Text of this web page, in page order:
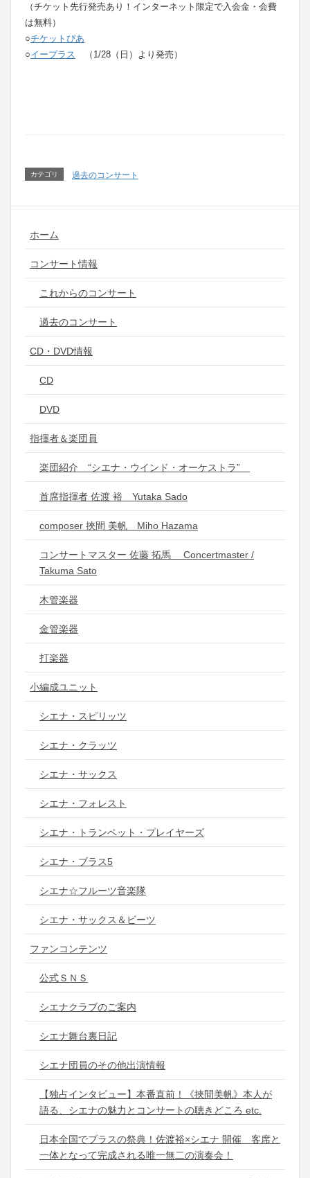
（チケット先行発売あり！インターネット限定で入会金・会費
は無料）
○チケットぴあ
○イープラス （1/28（日）より発売）
カテゴリ 過去のコンサート
ホーム
コンサート情報
これからのコンサート
過去のコンサート
CD・DVD情報
CD
DVD
指揮者＆楽団員
楽団紹介 “シエナ・ウインド・オーケストラ”
首席指揮者 佐渡 裕 Yutaka Sado
composer 挾間 美帆 Miho Hazama
コンサートマスター 佐藤 拓馬 Concertmaster /
Takuma Sato
木管楽器
金管楽器
打楽器
小編成ユニット
シエナ・スピリッツ
シエナ・クラッツ
シエナ・サックス
シエナ・フォレスト
シエナ・トランペット・プレイヤーズ
シエナ・ブラス5
シエナ☆フルーツ音楽隊
シエナ・サックス＆ビーツ
ファンコンテンツ
公式ＳＮＳ
シエナクラブのご案内
シエナ舞台裏日記
シエナ団員のその他出演情報
【独占インタビュー】本番直前！《挾間美帆》本人が
語る、シエナの魅力とコンサートの聴きどころ etc.
日本全国でブラスの祭典！佐渡裕×シエナ 開催 客席と
一体となって完成される唯一無二の演奏会！